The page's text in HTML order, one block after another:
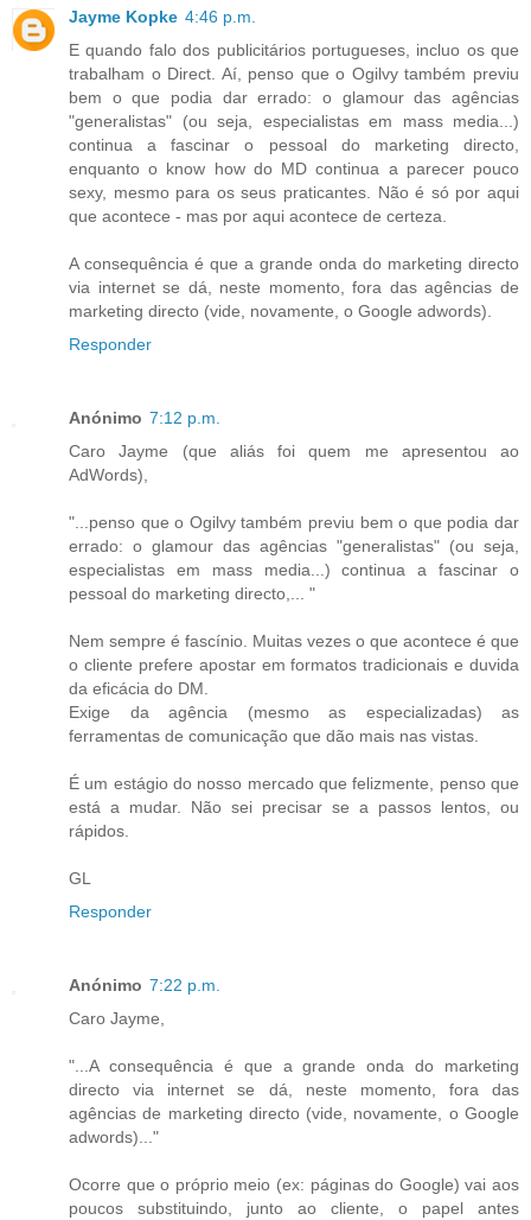
Jayme Kopke 4:46 p.m.
E quando falo dos publicitários portugueses, incluo os que
trabalham o Direct. Aí, penso que o Ogilvy também previu
bem o que podia dar errado: o glamour das agências
"generalistas" (ou seja, especialistas em mass media...)
continua a fascinar o pessoal do marketing directo,
enquanto o know how do MD continua a parecer pouco
sexy, mesmo para os seus praticantes. Não é só por aqui
que acontece - mas por aqui acontece de certeza.
A consequência é que a grande onda do marketing directo
via internet se dá, neste momento, fora das agências de
marketing directo (vide, novamente, o Google adwords).
Responder
Anónimo 7:12 p.m.
Caro Jayme (que aliás foi quem me apresentou ao
AdWords),
"...penso que o Ogilvy também previu bem o que podia dar
errado: o glamour das agências "generalistas" (ou seja,
especialistas em mass media...) continua a fascinar o
pessoal do marketing directo,... "
Nem sempre é fascínio. Muitas vezes o que acontece é que
o cliente prefere apostar em formatos tradicionais e duvida
da eficácia do DM.
Exige da agência (mesmo as especializadas) as
ferramentas de comunicação que dão mais nas vistas.
É um estágio do nosso mercado que felizmente, penso que
está a mudar. Não sei precisar se a passos lentos, ou
rápidos.
GL
Responder
Anónimo 7:22 p.m.
Caro Jayme,
"...A consequência é que a grande onda do marketing
directo via internet se dá, neste momento, fora das
agências de marketing directo (vide, novamente, o Google
adwords)..."
Ocorre que o próprio meio (ex: páginas do Google) vai aos
poucos substituindo, junto ao cliente, o papel antes